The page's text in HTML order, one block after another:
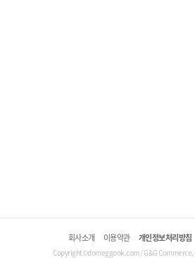
회사소개 이용약관 개인정보처리방침
Copyright©domeggook.com / G&G Commerce,